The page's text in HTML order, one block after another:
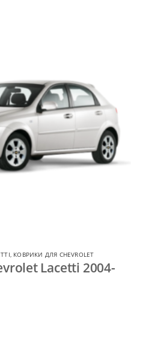
, КОВРИКИ ДЛЯ CHEVROLET
Lacetti 2004-